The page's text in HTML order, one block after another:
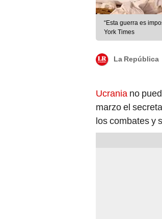
“Esta guerra es
York Times
La República
Ucrania no
marzo el
los combates y